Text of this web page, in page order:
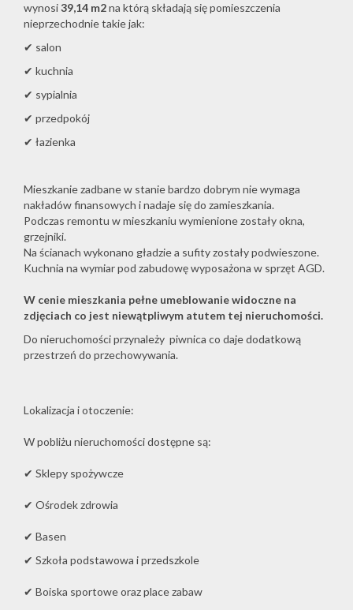
wynosi39,14 m2na którą składają się pomieszczenia
nieprzechodnie takie jak:
✔ salon
✔ kuchnia
✔ sypialnia
✔ przedpokój
✔ łazienka
Mieszkanie zadbane w stanie bardzo dobrym nie wymaga
nakładów finansowych i nadaje się do zamieszkania.
Podczas remontu w mieszkaniu wymienione zostały okna,
grzejniki.
Na ścianach wykonano gładzie a sufity zostały podwieszone.
Kuchnia na wymiar pod zabudowę wyposażona w sprzęt AGD.
W cenie mieszkania pełne umeblowanie widoczne na
zdjęciach co jest niewątpliwym atutem tej nieruchomości.
Do nieruchomości przynależy piwnica co daje dodatkową
przestrzeń do przechowywania.
Lokalizacja i otoczenie:
W pobliżu nieruchomości dostępne są:
✔ Sklepy spożywcze
✔ Ośrodek zdrowia
✔ Basen
✔ Szkoła podstawowa i przedszkole
✔ Boiska sportowe oraz place zabaw